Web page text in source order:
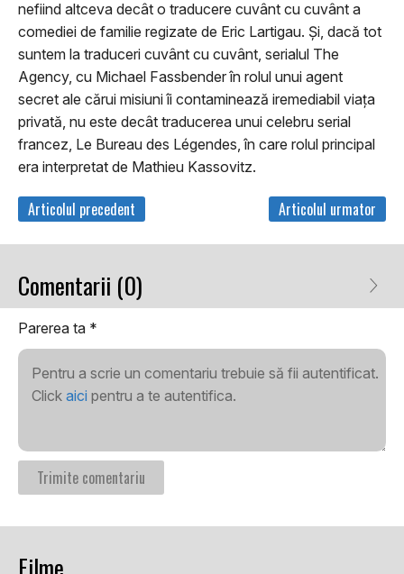
nefiind altceva decât o traducere cuvânt cu cuvânt a
comediei de familie regizate de Eric Lartigau. Şi, dacă tot
suntem la traduceri cuvânt cu cuvânt, serialul The
Agency, cu Michael Fassbender în rolul unui agent
secret ale cărui misiuni îi contaminează iremediabil viaţa
privată, nu este decât traducerea unui celebru serial
francez, Le Bureau des Légendes, în care rolul principal
era interpretat de Mathieu Kassovitz.
Articolul precedent Articolul urmator
Comentarii (0)
Parerea ta *
Pentru a scrie un comentariu trebuie să fii autentificat.
Click aici pentru a te autentifica.